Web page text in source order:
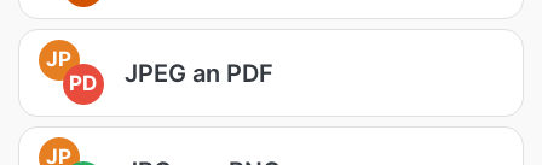
JP
PD
JPEG an PDF
JP